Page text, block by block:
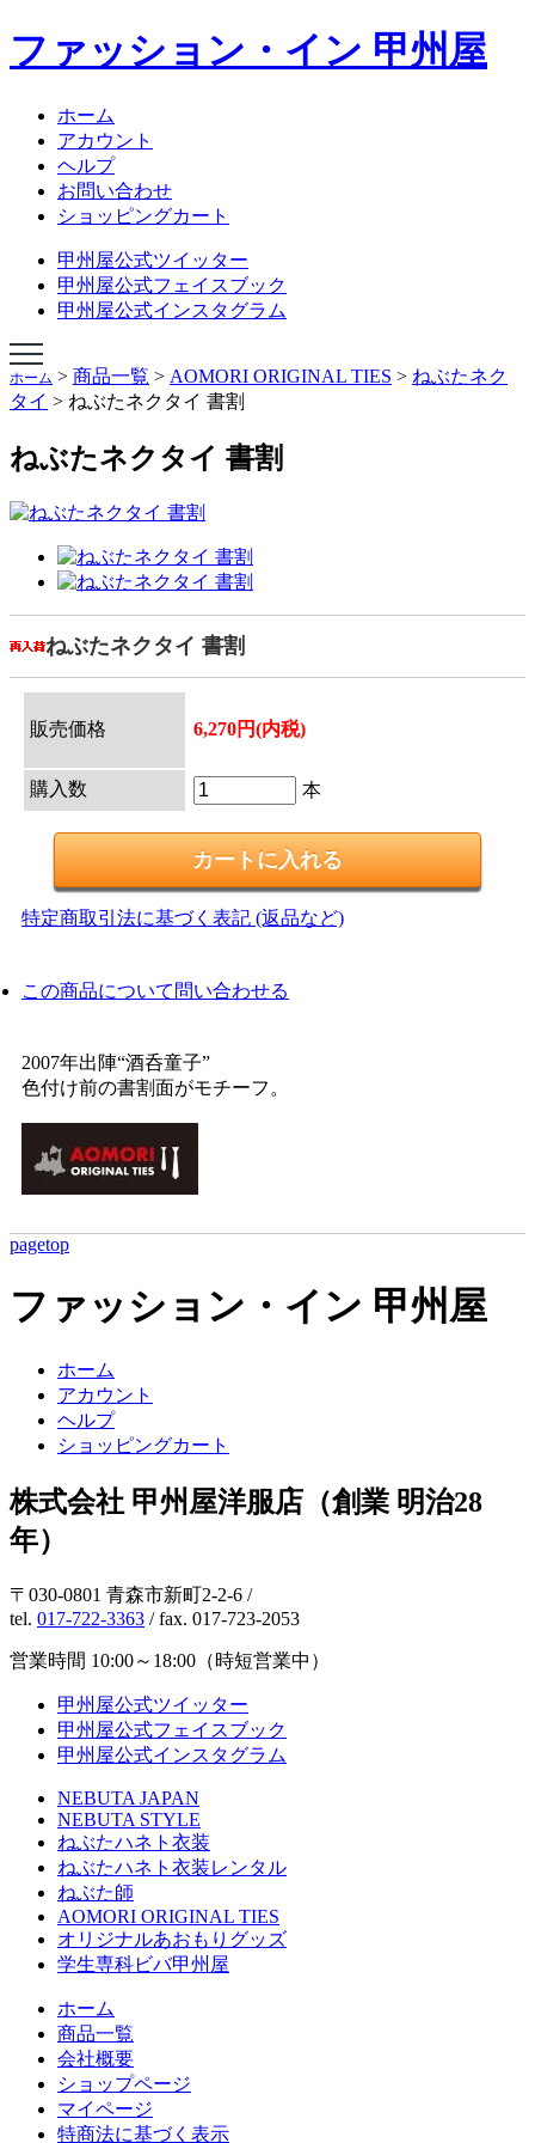
ファッション・イン 甲州屋
ホーム
アカウント
ヘルプ
お問い合わせ
ショッピングカート
甲州屋公式ツイッター
甲州屋公式フェイスブック
甲州屋公式インスタグラム
NEBUTA JAPAN
NEBUTA STYLE
ねぶたハネト衣装レンタル
ねぶた囃子方衣装
AOMORI ORIGINAL TIES
オリジナルあおもりグッズ
学生専科ビバ甲州屋
ショップページ
ホーム > 商品一覧 > AOMORI ORIGINAL TIES > ねぶたネク
タイ > ねぶたネクタイ 書割
ねぶたネクタイ 書割
ねぶたネクタイ 書割
販売価格 6,270円(内税)
購入数 本
特定商取引法に基づく表記 (返品など)
この商品について問い合わせる
2007年出陣“酒呑童子”
色付け前の書割面がモチーフ。
pagetop
ファッション・イン 甲州屋
ホーム
アカウント
ヘルプ
ショッピングカート
株式会社 甲州屋洋服店（創業 明治28
年）
〒030-0801 青森市新町2-2-6 /
tel. 017-722-3363 / fax. 017-723-2053
営業時間 10:00～18:00（時短営業中）
甲州屋公式ツイッター
甲州屋公式フェイスブック
甲州屋公式インスタグラム
NEBUTA JAPAN
NEBUTA STYLE
ねぶたハネト衣装
ねぶたハネト衣装レンタル
ねぶた師
AOMORI ORIGINAL TIES
オリジナルあおもりグッズ
学生専科ビバ甲州屋
ホーム
商品一覧
会社概要
ショップページ
マイページ
特商法に基づく表示